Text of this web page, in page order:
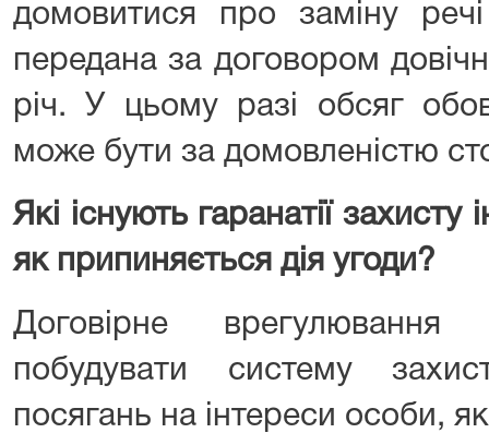
домовитися про заміну
передана за договором
річ. У цьому разі обсяг
може бути за домовленістю
Які існують гаранатії захисту
як припиняється дія угоди?
Договірне врегулювання
побудувати систему
посягань на інтереси особи,